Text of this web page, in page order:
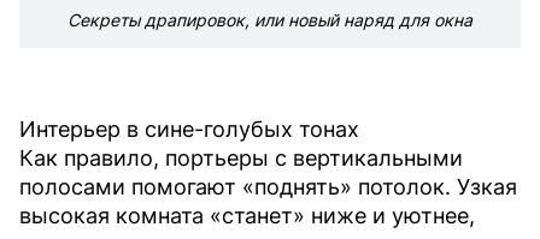
Секреты драпировок, или новый наряд для окна
Интерьер в сине-голубых тонах
Как правило, портьеры с вертикальными
полосами помогают «поднять» потолок. Узкая
высокая комната «станет» ниже и уютнее,